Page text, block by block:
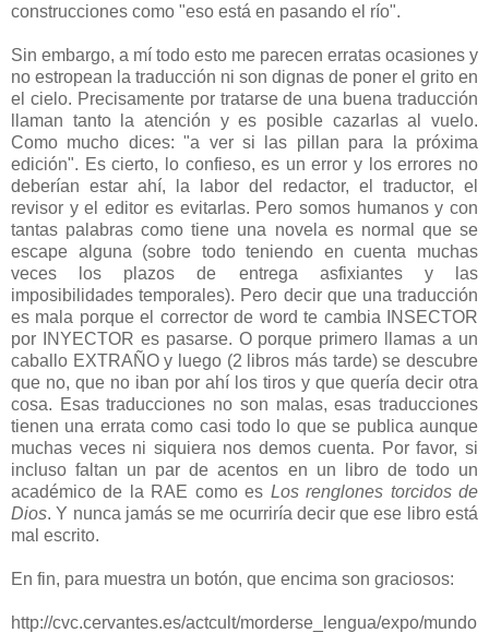
construcciones como "eso está en pasando el río".
Sin embargo, a mí todo esto me parecen erratas ocasiones y
no estropean la traducción ni son dignas de poner el grito en
el cielo. Precisamente por tratarse de una buena traducción
llaman tanto la atención y es posible cazarlas al vuelo.
Como mucho dices: "a ver si las pillan para la próxima
edición". Es cierto, lo confieso, es un error y los errores no
deberían estar ahí, la labor del redactor, el traductor, el
revisor y el editor es evitarlas. Pero somos humanos y con
tantas palabras como tiene una novela es normal que se
escape alguna (sobre todo teniendo en cuenta muchas
veces los plazos de entrega asfixiantes y las
imposibilidades temporales). Pero decir que una traducción
es mala porque el corrector de word te cambia INSECTOR
por INYECTOR es pasarse. O porque primero llamas a un
caballo EXTRAÑO y luego (2 libros más tarde) se descubre
que no, que no iban por ahí los tiros y que quería decir otra
cosa. Esas traducciones no son malas, esas traducciones
tienen una errata como casi todo lo que se publica aunque
muchas veces ni siquiera nos demos cuenta. Por favor, si
incluso faltan un par de acentos en un libro de todo un
académico de la RAE como es Los renglones torcidos de
Dios. Y nunca jamás se me ocurriría decir que ese libro está
mal escrito.
En fin, para muestra un botón, que encima son graciosos:
http://cvc.cervantes.es/actcult/morderse_lengua/expo/mundo